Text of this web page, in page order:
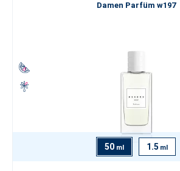
Damen Parfüm w197
50 ml 1.5 ml